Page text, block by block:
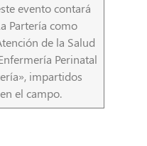
evento contará
Partería como
de la Salud
Perinatal
impartidos
el campo.